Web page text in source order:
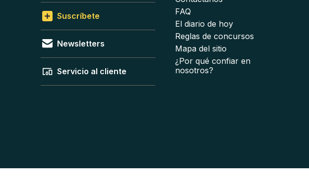
Suscríbete
Newsletters
Servicio al cliente
FAQ
El diario de hoy
Reglas de concursos
Mapa del sitio
¿Por qué confiar en
nosotros?